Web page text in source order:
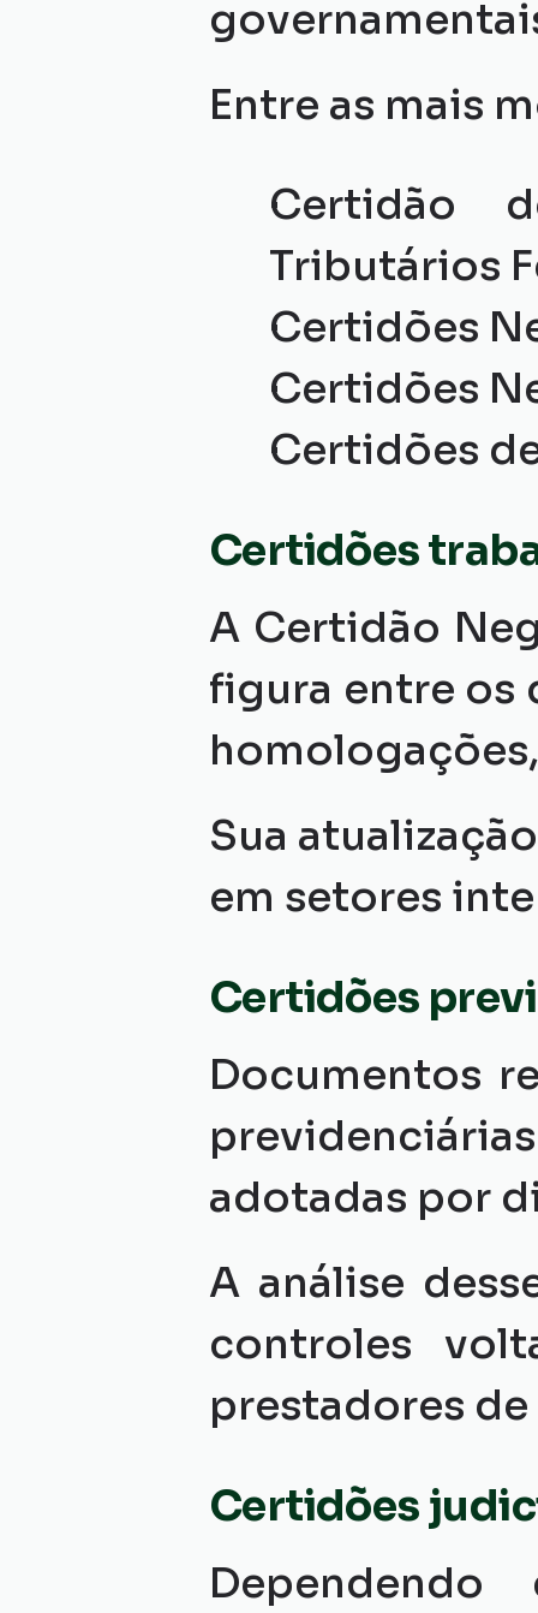
Entre as mais
Certidão
Tributários
Certidões
Certidões
Certidões
Certidões
A Certidão
figura entre os
Sua
em setores
Certidões
Documentos
adotadas por
A análise
controles
prestadores
Certidões